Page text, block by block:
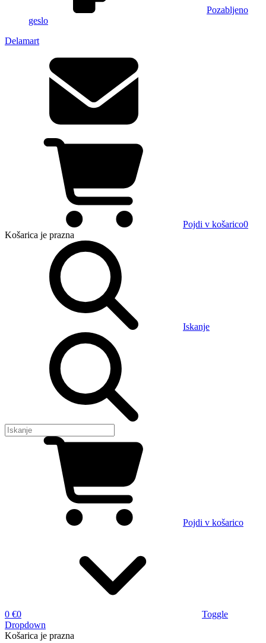
Pozabljeno
geslo
Delamart
Pojdi v košarico0
Košarica je prazna
Iskanje
Pojdi v košarico
0 €0
Toggle
Dropdown
Košarica je prazna